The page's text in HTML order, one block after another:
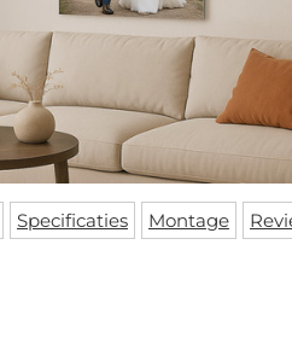
Specificaties Montage